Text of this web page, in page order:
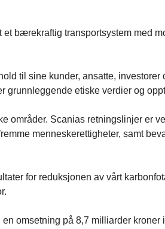
bærekraftig transportsystem med
til sine kunder, ansatte, investorer
grunnleggende etiske verdier og
områder. Scanias retningslinjer er
menneskerettigheter, samt
for reduksjonen av vårt
omsetning på 8,7 milliarder kroner